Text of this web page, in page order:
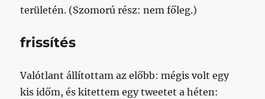
területén. (Szomorú rész: nem főleg.)
frissítés
Valótlant állítottam az előbb: mégis volt egy
kis időm, és kitettem egy tweetet a héten: